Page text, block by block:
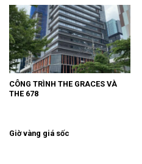
CÔNG TRÌNH THE GRACES VÀ
THE 678
Giờ vàng giá sốc